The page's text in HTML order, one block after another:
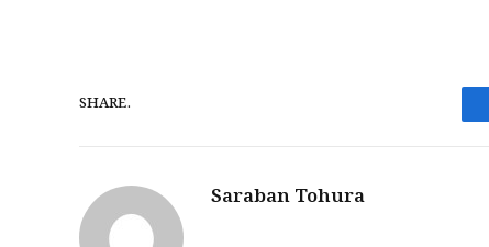
SHARE.
Saraban Tohura